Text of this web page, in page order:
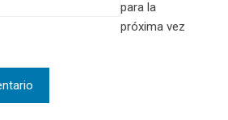
para la
próxima vez